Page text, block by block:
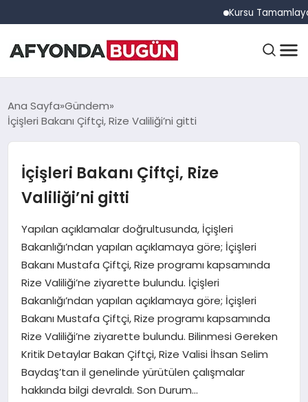
Kursu Tamamlayan
ANASAYFA
EĞITIM
EKONOMI
MAGAZIN
Ana Sayfa Gündem
İçişleri Bakanı Çiftçi, Rize Valiliği’ni gitti
İçişleri Bakanı Çiftçi, Rize
Valiliği’ni gitti
Yapılan açıklamalar doğrultusunda, İçişleri
Bakanlığı’ndan yapılan açıklamaya göre; İçişleri
Bakanı Mustafa Çiftçi, Rize programı kapsamında
Rize Valiliği’ne ziyarette bulundu. İçişleri
Bakanlığı’ndan yapılan açıklamaya göre; İçişleri
Bakanı Mustafa Çiftçi, Rize programı kapsamında
Rize Valiliği’ne ziyarette bulundu. Bilinmesi Gereken
Kritik Detaylar Bakan Çiftçi, Rize Valisi İhsan Selim
Baydaş’tan il genelinde yürütülen çalışmalar
hakkında bilgi devraldı. Son Durum…